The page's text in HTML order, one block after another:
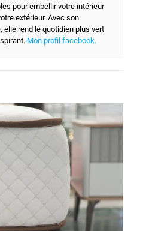
pour embellir votre intérieur
extérieur. Avec son
elle rend le quotidien plus vert
Mon profil facebook.